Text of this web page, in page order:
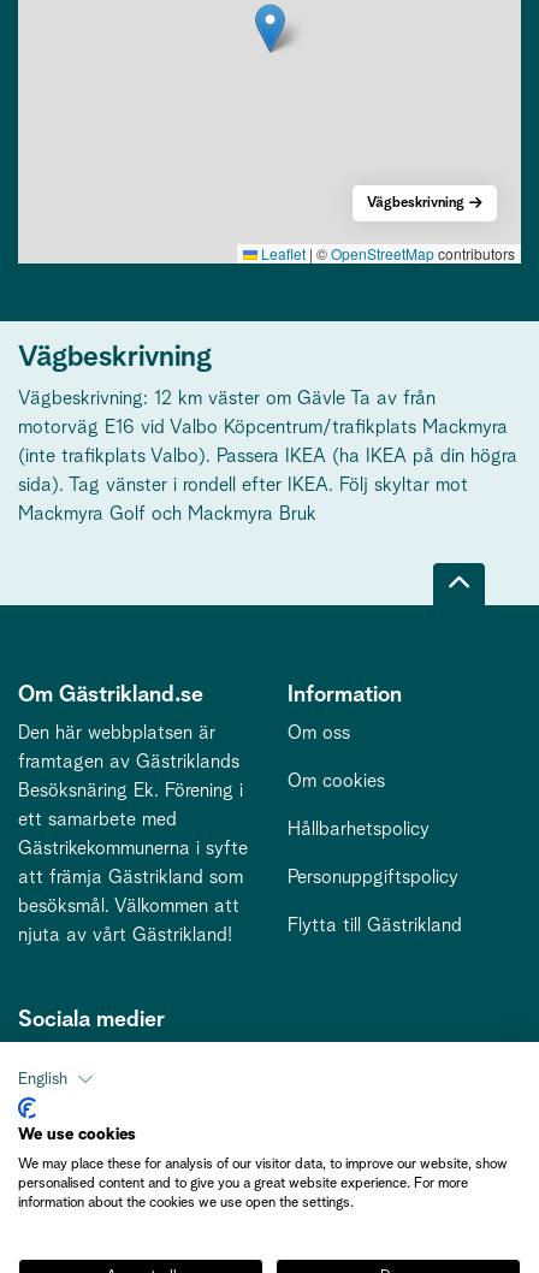
Leaflet | ©OpenStreetMapcontributors
Vägbeskrivning
Vägbeskrivning
Vägbeskrivning: 12 km väster om Gävle Ta av från
motorväg E16 vid Valbo Köpcentrum/trafikplats Mackmyra
(inte trafikplats Valbo). Passera IKEA (ha IKEA på din högra
sida). Tag vänster i rondell efter IKEA. Följ skyltar mot
Mackmyra Golf och Mackmyra Bruk
Om Gästrikland.se
Den här webbplatsen är
framtagen av Gästriklands
Besöksnäring Ek. Förening i
ett samarbete med
Gästrikekommunerna i syfte
att främja Gästrikland som
besöksmål. Välkommen att
njuta av vårt Gästrikland!
Information
Om oss
Om cookies
Hållbarhetspolicy
Personuppgiftspolicy
Flytta till Gästrikland
Sociala medier
Kontakt
kontakt@gastriklandsbesoksnaring.se
English
We use cookies
We may place these for analysis of our visitor data, to improve our website, show
personalised content and to give you a great website experience. For more
information about the cookies we use open the settings.